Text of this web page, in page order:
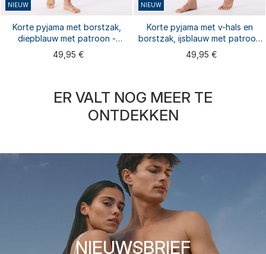
NIEUW
Korte pyjama met borstzak,
diepblauw met patroon -
Comfort Essentials
49,95 €
NIEUW
Korte pyjama met v-hals en
borstzak, ijsblauw met patroon
- Comfort Essentials
49,95 €
ER VALT NOG MEER TE
ONTDEKKEN
NIEUWSBRIEF